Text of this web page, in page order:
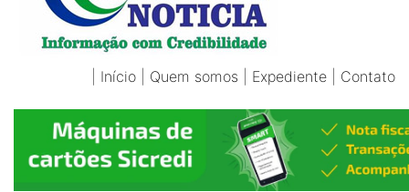
Início Quem somos Expediente Contato